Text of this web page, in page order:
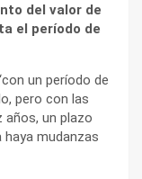
del valor de
el período de
un período de
pero con las
años, un plazo
mudanzas